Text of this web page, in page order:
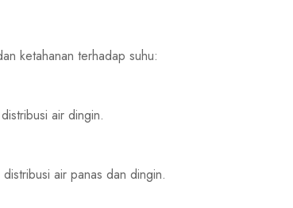
ketahanan terhadap suhu:
air dingin.
air panas dan dingin.